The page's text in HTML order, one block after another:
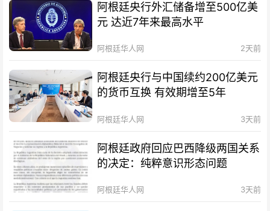
阿根廷央行外汇储备增至500亿美
元 达近7年来最高水平
阿根廷华人网 2天前
阿根廷央行与中国续约200亿美元
的货币互换 有效期增至5年
阿根廷华人网 3天前
阿根廷政府回应巴西降级两国关系
的决定：纯粹意识形态问题
阿根廷华人网 3天前